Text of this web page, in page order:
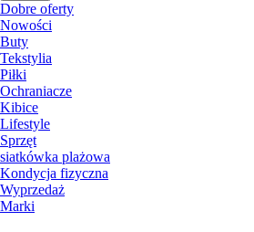
Dobre oferty
Nowości
Buty
Tekstylia
Piłki
Ochraniacze
Kibice
Lifestyle
Sprzęt
siatkówka plażowa
Kondycja fizyczna
Wyprzedaż
Marki